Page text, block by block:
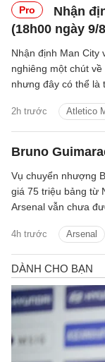
Pro
Nhận
(18h00 ngày 9/
2h trước Atletico
Nhận định Man City
nghiêng một chút về
nhưng đây có thể là
Bruno
4h trước Arsenal
Vụ chuyển nhượng
giá 75 triệu bảng từ
Arsenal vẫn chưa